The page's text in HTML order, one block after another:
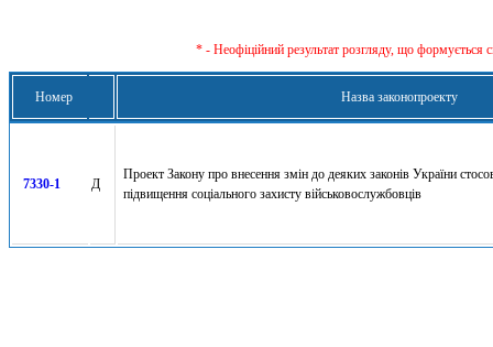
* - Неофіційний результат розгляду, що формується
Номер Назва законопроекту
7330-1 Д
Проект Закону про внесення змін до деяких законів України
підвищення соціального захисту військовослужбовців